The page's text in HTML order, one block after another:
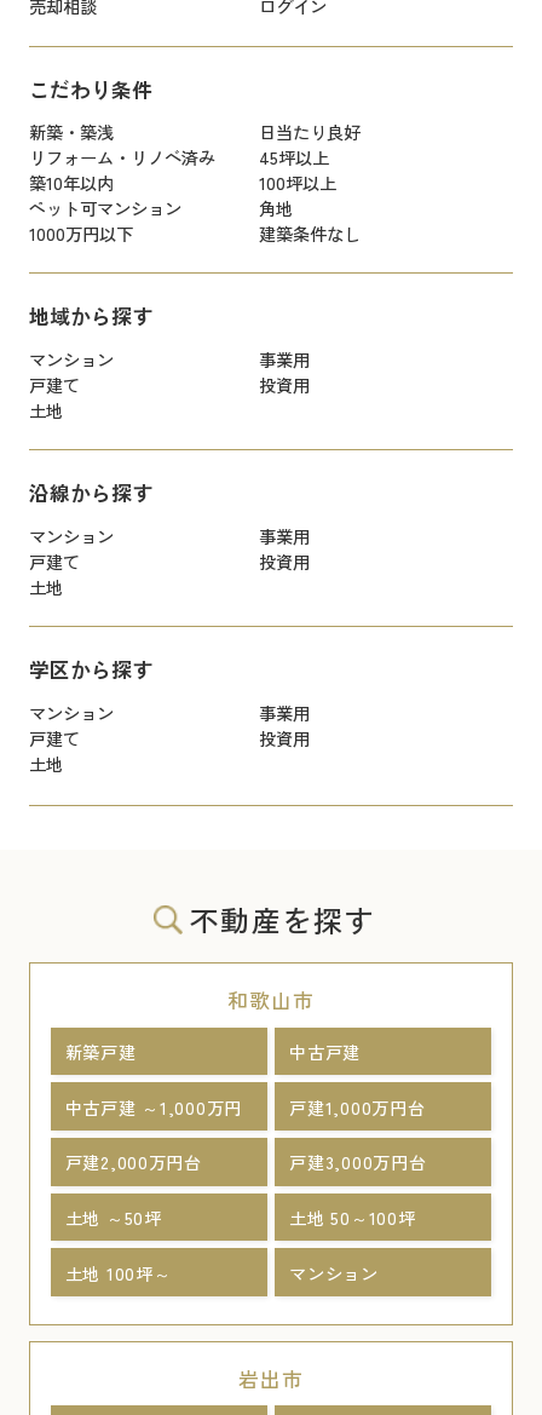
売却相談
ログイン
こだわり条件
新築・築浅
日当たり良好
リフォーム・リノベ済み
45坪以上
築10年以内
100坪以上
ペット可マンション
角地
1000万円以下
建築条件なし
地域から探す
マンション
事業用
戸建て
投資用
土地
沿線から探す
マンション
事業用
戸建て
投資用
土地
学区から探す
マンション
事業用
戸建て
投資用
土地
不動産を探す
和歌山市
新築戸建 中古戸建
中古戸建 ～1,000万円 戸建1,000万円台
戸建2,000万円台 戸建3,000万円台
土地 ～50坪 土地 50～100坪
土地 100坪～ マンション
岩出市